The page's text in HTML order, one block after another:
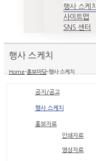
행사 스케치
사이트맵
SNS 센터
행사 스케치
Home-홍보마당-행사 스케치
공지/공고
행사 스케치
홍보자료
인쇄자료
영상자료